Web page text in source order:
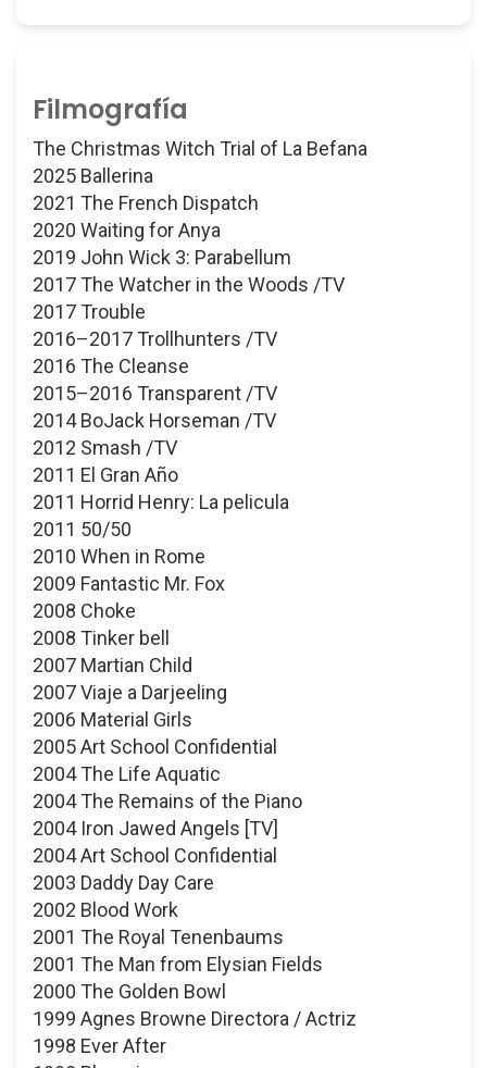
Filmografía
The Christmas Witch Trial of La Befana
2025 Ballerina
2021 The French Dispatch
2020 Waiting for Anya
2019 John Wick 3: Parabellum
2017 The Watcher in the Woods /TV
2017 Trouble
2016–2017 Trollhunters /TV
2016 The Cleanse
2015–2016 Transparent /TV
2014 BoJack Horseman /TV
2012 Smash /TV
2011 El Gran Año
2011 Horrid Henry: La pelicula
2011 50/50
2010 When in Rome
2009 Fantastic Mr. Fox
2008 Choke
2008 Tinker bell
2007 Martian Child
2007 Viaje a Darjeeling
2006 Material Girls
2005 Art School Confidential
2004 The Life Aquatic
2004 The Remains of the Piano
2004 Iron Jawed Angels [TV]
2004 Art School Confidential
2003 Daddy Day Care
2002 Blood Work
2001 The Royal Tenenbaums
2001 The Man from Elysian Fields
2000 The Golden Bowl
1999 Agnes Browne Directora / Actriz
1998 Ever After